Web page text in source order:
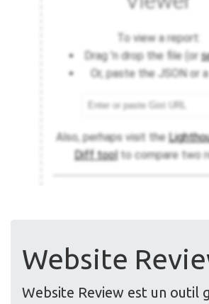
Website
Website Review est un outil